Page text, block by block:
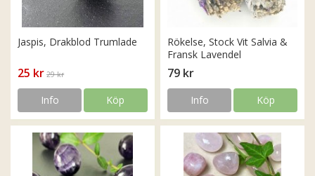
Jaspis, Drakblod Trumlade
25 kr 29 kr
Info Köp
Rökelse, Stock Vit Salvia &
Fransk Lavendel
79 kr
Info Köp